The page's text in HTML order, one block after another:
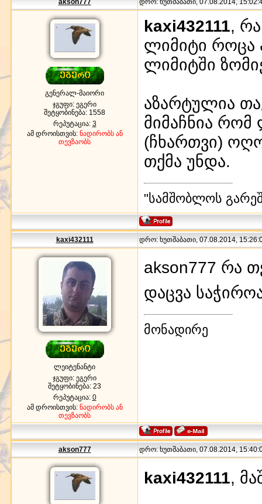
akson777 დრო: ხუთშაბათი, 07.08.2014,
გენერალ-მაიორი
ჯგუფი: ეგერი
შეტყობინება: 1558
რეპუტაცია: 3
ამ დროისთვის: ნადირობს ან
თევზაობს
kaxi432111,
ლიმიტი როცა
ლიმიტში
აზარტულია
მიმაჩნია
(ჩხართვი)
თქმა უნდა.
"სამშობლოს
kaxi432111 დრო: ხუთშაბათი, 07.08.2014,
ლეიტენანტი
ჯგუფი: ეგერი
შეტყობინება: 23
რეპუტაცია: 0
ამ დროისთვის: ნადირობს ან
თევზაობს
akson777 რა
დაცვა
მონადირე
akson777 დრო: ხუთშაბათი, 07.08.2014,
kaxi432111,